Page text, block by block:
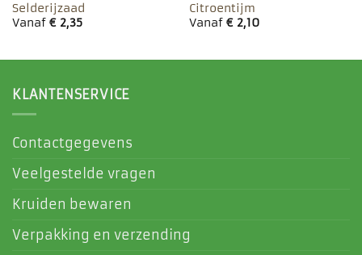
Selderijzaad
Vanaf €2,35
Citroentijm
Vanaf €2,10
KLANTENSERVICE
Contactgegevens
Veelgestelde vragen
Kruiden bewaren
Verpakking en verzending